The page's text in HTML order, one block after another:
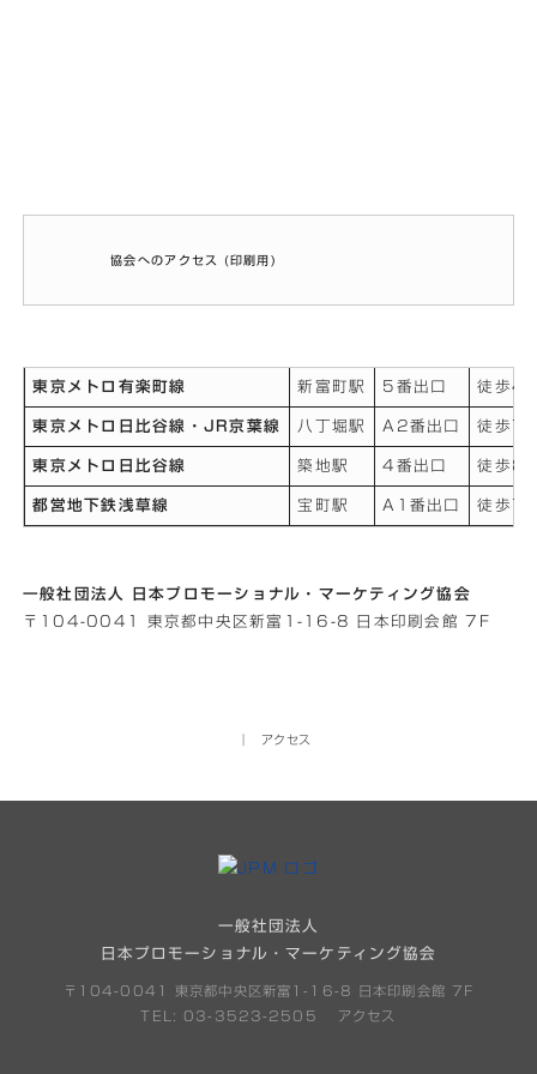
協会へのアクセス (印刷用)
東京メトロ有楽町線 新富町駅 5番出口 徒歩4
東京メトロ日比谷線・JR京葉線 八丁堀駅 A2番出口 徒歩7
東京メトロ日比谷線 築地駅 4番出口 徒歩8
都営地下鉄浅草線 宝町駅 A1番出口 徒歩7
一般社団法人 日本プロモーショナル・マーケティング協会
〒104-0041 東京都中央区新富1-16-8 日本印刷会館 7F
アクセス
一般社団法人
日本プロモーショナル・マーケティング協会
〒104-0041 東京都中央区新富1-16-8 日本印刷会館 7F
TEL: 03-3523-2505
アクセス